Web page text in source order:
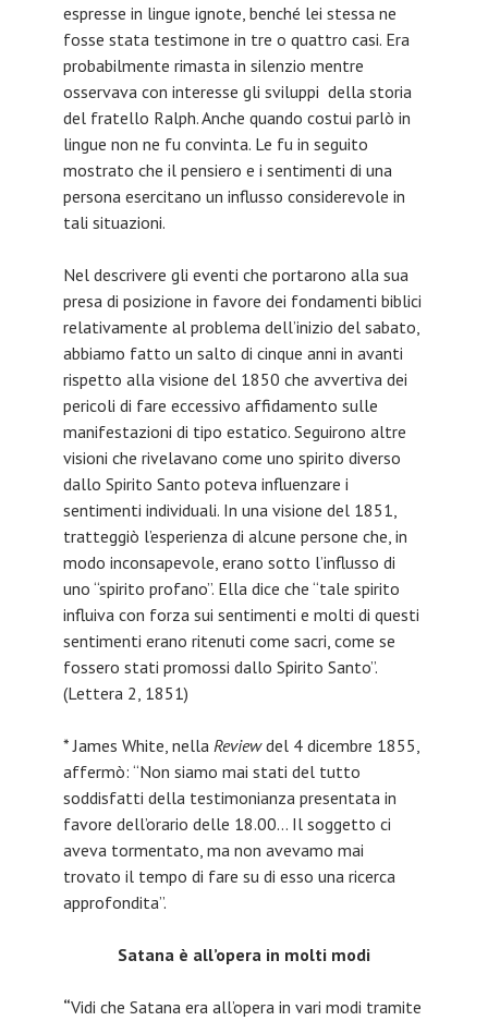
espresse in lingue ignote, benché lei stessa ne
fosse stata testimone in tre o quattro casi. Era
probabilmente rimasta in silenzio mentre
osservava con interesse gli sviluppi della storia
del fratello Ralph. Anche quando costui parlò in
lingue non ne fu convinta. Le fu in seguito
mostrato che il pensiero e i sentimenti di una
persona esercitano un influsso considerevole in
tali situazioni.
Nel descrivere gli eventi che portarono alla sua
presa di posizione in favore dei fondamenti biblici
relativamente al problema dell’inizio del sabato,
abbiamo fatto un salto di cinque anni in avanti
rispetto alla visione del 1850 che avvertiva dei
pericoli di fare eccessivo affidamento sulle
manifestazioni di tipo estatico. Seguirono altre
visioni che rivelavano come uno spirito diverso
dallo Spirito Santo poteva influenzare i
sentimenti individuali. In una visione del 1851,
tratteggiò l’esperienza di alcune persone che, in
modo inconsapevole, erano sotto l’influsso di
uno “spirito profano”. Ella dice che “tale spirito
influiva con forza sui sentimenti e molti di questi
sentimenti erano ritenuti come sacri, come se
fossero stati promossi dallo Spirito Santo”.
(Lettera 2, 1851)
* James White, nella Reviewdel 4 dicembre 1855,
affermò: “Non siamo mai stati del tutto
soddisfatti della testimonianza presentata in
favore dell’orario delle 18.00… Il soggetto ci
aveva tormentato, ma non avevamo mai
trovato il tempo di fare su di esso una ricerca
approfondita”.
Satana è all’opera in molti modi
“Vidi che Satana era all’opera in vari modi tramite